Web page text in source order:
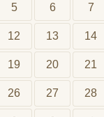
5 6 7
12 13 14
19 20 21
26 27 28